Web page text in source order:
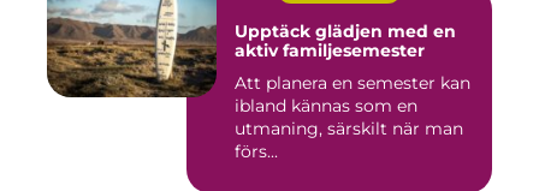
Upptäck glädjen med en
aktiv familjesemester
Att planera en semester kan
ibland kännas som en
utmaning, särskilt när man
förs...